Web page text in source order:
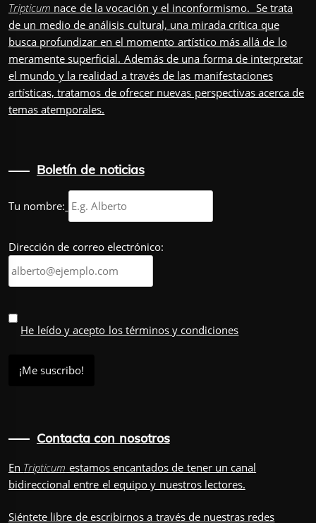
Tripticum nace de la vocación y el inconformismo. Se trata
de un medio de análisis cultural, una mirada crítica que
busca profundizar en el momento artístico más allá de lo
meramente superficial. Además de una forma de interpretar
el mundo y la realidad a través de las manifestaciones
artísticas, tratamos de ofrecer nuevas perspectivas acerca de
temas atemporales.
Boletín de noticias
Tu nombre:
Dirección de correo electrónico:
He leído y acepto los términos y condiciones
Contacta con nosotros
En Tripticum estamos encantados de tener un canal
bidireccional entre el equipo y nuestros lectores.
Siéntete libre de escribirnos a través de nuestras redes